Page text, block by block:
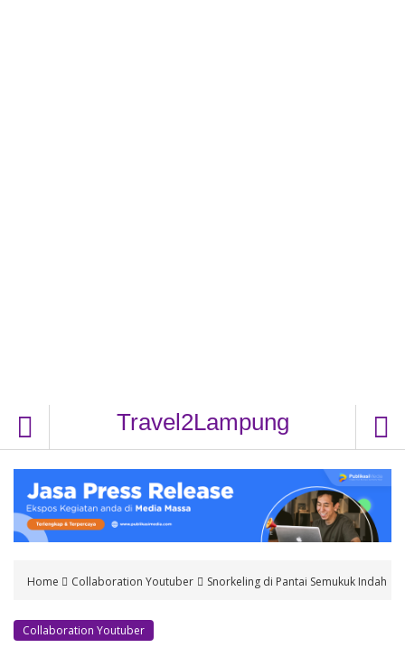
Travel2Lampung
Home Collaboration Youtuber Snorkeling di Pantai Semukuk Indah
Collaboration Youtuber